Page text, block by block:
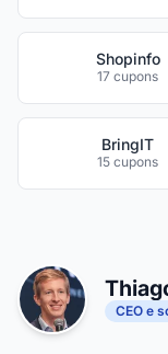
Shopinfo
17 cupons
BringIT
15 cupons
CEO e